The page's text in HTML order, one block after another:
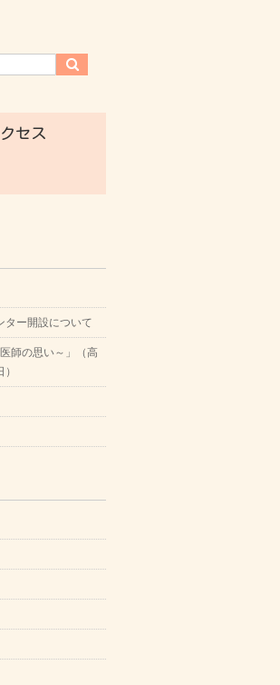
セス
ター開設について
師の思い～」（高